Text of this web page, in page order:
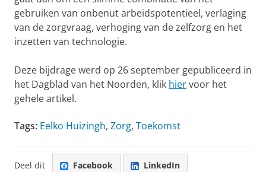
gebruiken van onbenut arbeidspotentieel, verlaging
van de zorgvraag, verhoging van de zelfzorg en het
inzetten van technologie.
Deze bijdrage werd op 26 september gepubliceerd in
het Dagblad van het Noorden, klik hiervoor het
gehele artikel.
Tags: Eelko Huizingh, Zorg, Toekomst
Deel dit Facebook LinkedIn